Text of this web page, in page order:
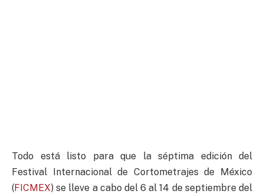
Todo está listo para que la séptima edición del
Festival Internacional de Cortometrajes de México
(FICMEX) se lleve a cabo del 6 al 14 de septiembre del